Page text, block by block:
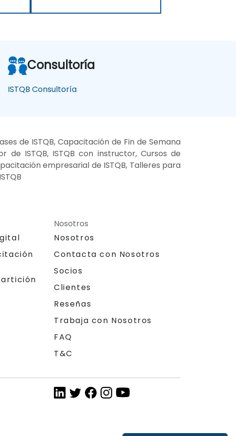
Consultoría
ISTQB Consultoría
de ISTQB, Capacitación de Fin de Semana
de ISTQB, ISTQB con instructor, Cursos de
empresarial de ISTQB, Talleres para
Nosotros
Nosotros
Contacta con Nosotros
Socios
Clientes
Reseñas
Trabaja con Nosotros
FAQ
T&C